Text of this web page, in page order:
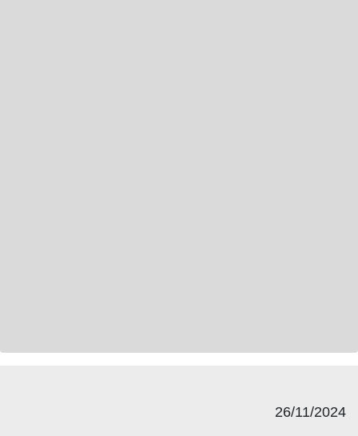
26/11/2024